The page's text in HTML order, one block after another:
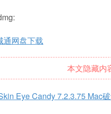
通网盘下载
本文隐藏内
Eye Candy 7.2.3.75 Mac